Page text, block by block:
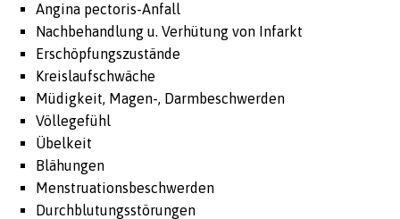
Angina pectoris-Anfall
Nachbehandlung u. Verhütung von Infarkt
Erschöpfungszustände
Kreislaufschwäche
Müdigkeit, Magen-, Darmbeschwerden
Völlegefühl
Übelkeit
Blähungen
Menstruationsbeschwerden
Durchblutungsstörungen